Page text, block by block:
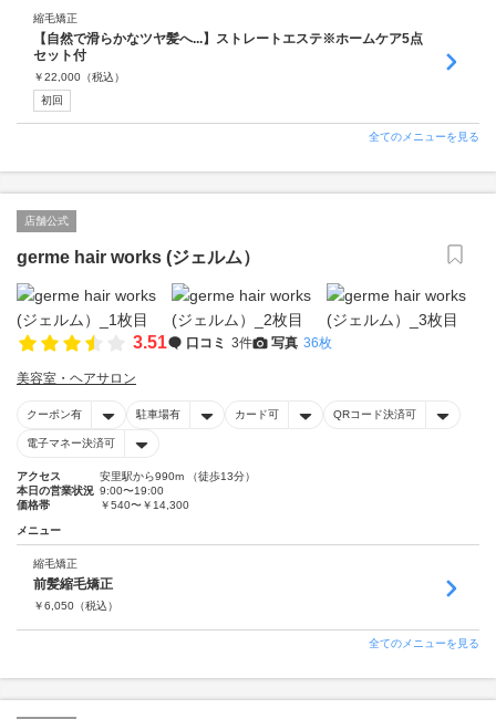
縮毛矯正
【自然で滑らかなツヤ髪へ...】ストレートエステ※ホームケア5点
セット付
￥22,000 （税込）
初回
全てのメニューを見る
店舗公式
germe hair works (ジェルム）
3.51 口コミ 3件 写真 36枚
美容室・ヘアサロン
クーポン有 駐車場有 カード可 QRコード決済可
電子マネー決済可
アクセス
安里駅から990m （徒歩13分）
本日の営業状況 9:00〜19:00
価格帯
￥540〜￥14,300
メニュー
縮毛矯正
前髪縮毛矯正
￥6,050 （税込）
全てのメニューを見る